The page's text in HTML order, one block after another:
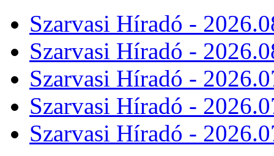
Szarvasi Híradó -
Szarvasi Híradó -
Szarvasi Híradó -
Szarvasi Híradó -
Szarvasi Híradó -